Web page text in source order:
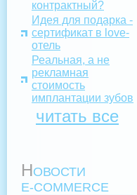
контрактный?
Идея для подарка -
сертификат в love-
отель
Реальная, а не
рекламная
стоимость
имплантации зубов
читать все
НОВОСТИ
E-COMMERCE